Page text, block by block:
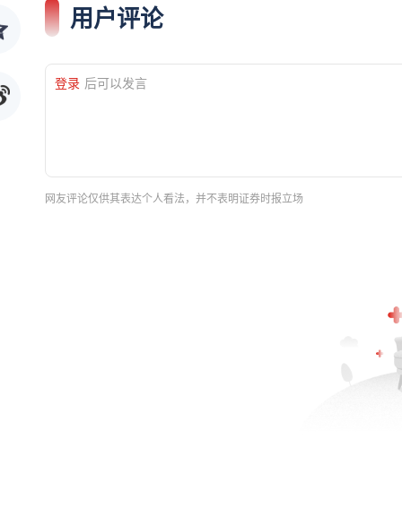
用户评论
登录 后可以发言
网友评论仅供其表达个人看法，并不表明证券时报立场